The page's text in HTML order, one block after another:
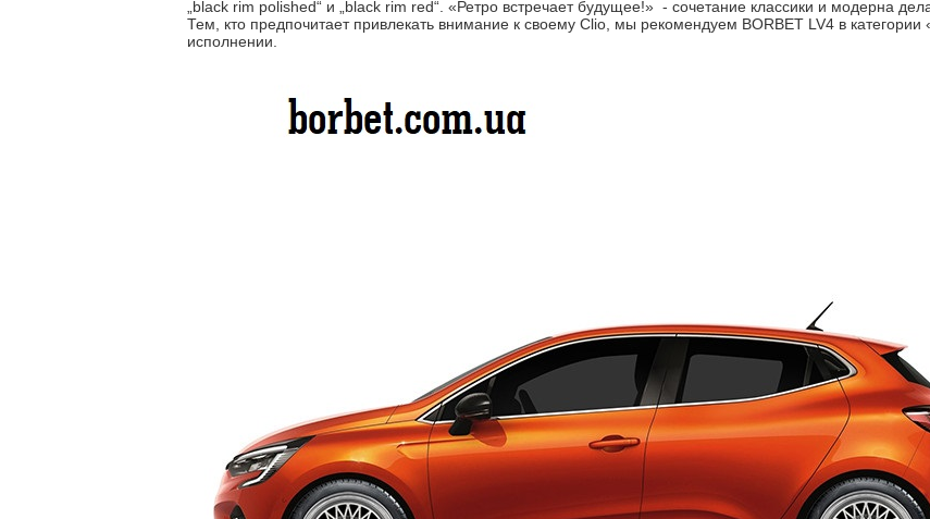
„black rim polished“ и „black rim red“. «Ретро встречает будущее!» - сочетание классики и модерна
Тем, кто предпочитает привлекать внимание к своему Clio, мы рекомендуем BORBET LV4 в категории
исполнении.